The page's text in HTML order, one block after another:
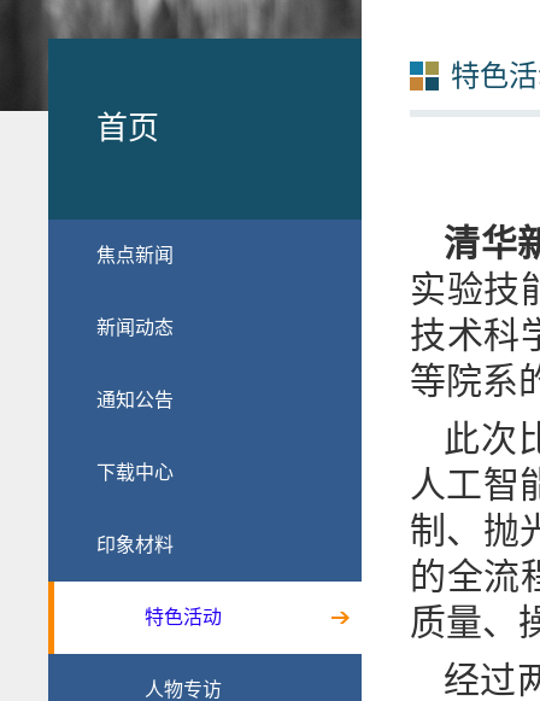
首页
焦点新闻
新闻动态
通知公告
下载中心
印象材料
特色活动
人物专访
特色
清华
实验技
技术科
等院系
此次
人工智
制、抛
的全流
质量、
经过